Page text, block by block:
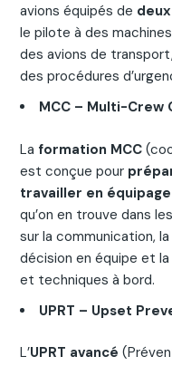
avions équipés de
le pilote à des
des avions de
des procédures
MCC – Multi-Crew
La formation MCC
est conçue pour
travailler en équipage
qu’on en trouve dans
sur la communication,
décision en équipe et
et techniques à bord.
UPRT – Upset
L’UPRT avancé